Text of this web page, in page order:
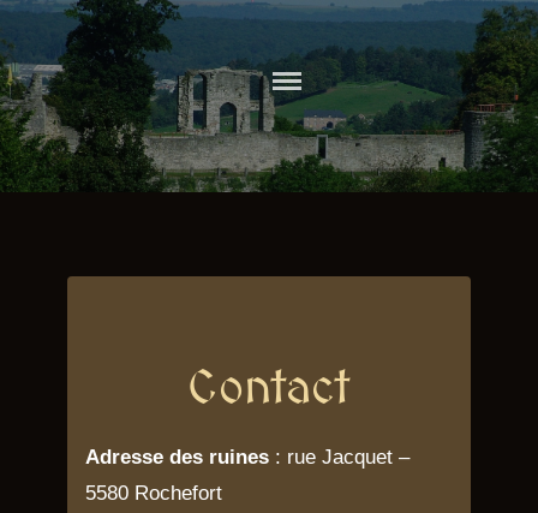
Skip
to
content
CHATEAU
COMTAL DE
ROCHEFORT
Contact
Adresse des ruines: rue Jacquet –
5580 Rochefort